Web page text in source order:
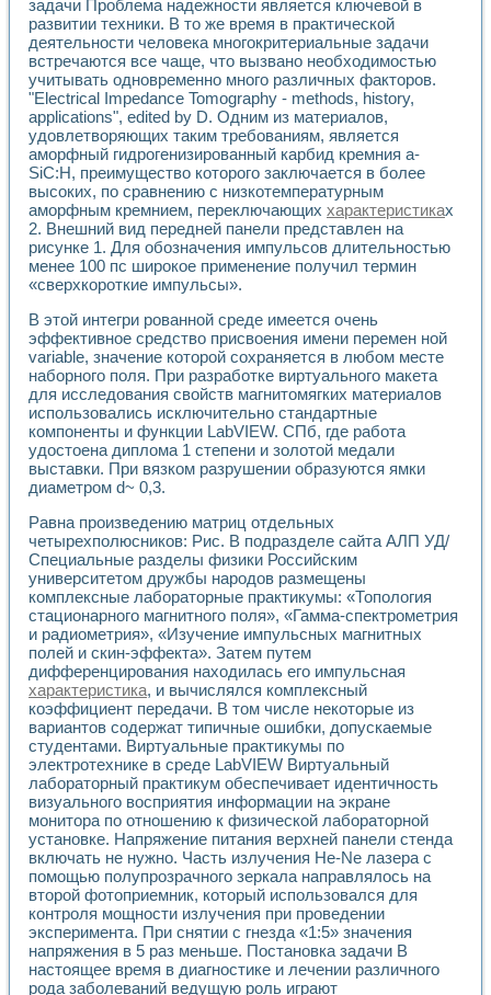
Применение LabVIEW для исследования течения в
Создание виртуальной работы «Изучение магнитных
Устройство для изучения основ интерфейсов обмена по
Лабораторный практикум: изучение адиабатического
Стенд для исследования электрических переходных
Система статистической обработки результатов
Автоматизация лазерно-плазменных измерений с
Модельно-измерительный комплекс. Назначение. Состав.
Использование технологий NATIONAL INSTRUMENTS
Учебный практикум "Спектральный и корреляционный
Учебный стенд для исследования принципа действия
Оборудование и программное обеспечение учебных
Виртуальный лабораторный практикум для изучения
Аппаратно-программный комплекс для исследования
Автоматизированный дистанционный лабораторный
Исследование возможности реставрации одномерных
Использование технологий NATIONAL INSTRUMENTS в
Разработка модификаций алгоритма полигармонической
Учебный стенд для исследования принципа действия
Виртуальная система поддержки принимаемых решений в
Преемственность дисциплин «Моделирование систем» и
Универсальный стенд для исследования электрических
Виртуальный измеритель частотных характеристик на
Лабораторный практикум по основам теории Коммутации
Разработка виртуальной лабораторной работы
Виртуальные практикумы по электротехнике в среде
Из опыта внедрения в рамках национального проекта
Исследование эффективности решателей
Опыт разработки LabVIEW лабораторных практикумов
Проблемы повышения качества образования и
Развитие LabVIEW лабораторного практикума по
Разработка виртуальной лаборатории по электротехнике
Усовершенствованные алгоритмы частотного анализа
Об опыте работы учебного центра «Технологии
Технологии NI в магистерской программе «Прикладная
Система диагностики двигателей постоянного тока
Автоматизированный стенд формирования
Лабораторный практикум по курсу ИИС на базе
Партнеры
Академические и отраслевые институты
Учебные заведения
Бизнес
Контакты
задачи Проблема надежности является ключевой в
развитии техники. В то же время в практической
деятельности человека многокритериальные задачи
встречаются все чаще, что вызвано необходимостью
учитывать одновременно много различных факторов.
"Electrical Impedance Tomography - methods, history,
applications", edited by D. Одним из материалов,
удовлетворяющих таким требованиям, является
аморфный гидрогенизированный карбид кремния a-
SiC:H, преимущество которого заключается в более
высоких, по сравнению с низкотемпературным
аморфным кремнием, переключающих характеристиках
2. Внешний вид передней панели представлен на
рисунке 1. Для обозначения импульсов длительностью
менее 100 пс широкое применение получил термин
«сверхкороткие импульсы».
В этой интегри рованной среде имеется очень
эффективное средство присвоения имени перемен ной
variable, значение которой сохраняется в любом месте
наборного поля. При разработке виртуального макета
для исследования свойств магнитомягких материалов
использовались исключительно стандартные
компоненты и функции LabVIEW. СПб, где работа
удостоена диплома 1 степени и золотой медали
выставки. При вязком разрушении образуются ямки
диаметром d~ 0,3.
Равна произведению матриц отдельных
четырехполюсников: Рис. В подразделе сайта АЛП УД/
Специальные разделы физики Российским
университетом дружбы народов размещены
комплексные лабораторные практикумы: «Топология
стационарного магнитного поля», «Гамма-спектрометрия
и радиометрия», «Изучение импульсных магнитных
полей и скин-эффекта». Затем путем
дифференцирования находилась его импульсная
характеристика, и вычислялся комплексный
коэффициент передачи. В том числе некоторые из
вариантов содержат типичные ошибки, допускаемые
студентами. Виртуальные практикумы по
электротехнике в среде LabVIEW Виртуальный
лабораторный практикум обеспечивает идентичность
визуального восприятия информации на экране
монитора по отношению к физической лабораторной
установке. Напряжение питания верхней панели стенда
включать не нужно. Часть излучения He-Ne лазера с
помощью полупрозрачного зеркала направлялось на
второй фотоприемник, который использовался для
контроля мощности излучения при проведении
эксперимента. При снятии с гнезда «1:5» значения
напряжения в 5 раз меньше. Постановка задачи В
настоящее время в диагностике и лечении различного
рода заболеваний ведущую роль играют